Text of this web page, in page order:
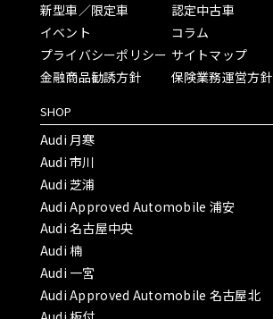
新型車／限定車
イベント
プライバシーポリシー
金融商品勧誘方針
認定中古車
コラム
サイトマップ
保険業務運営方針
SHOP
Audi 月寒
Audi 市川
Audi 芝浦
Audi Approved Automobile 浦安
Audi 名古屋中央
Audi 楠
Audi 一宮
Audi Approved Automobile 名古屋北